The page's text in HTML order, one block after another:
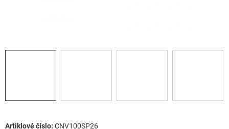
CNV100SP26